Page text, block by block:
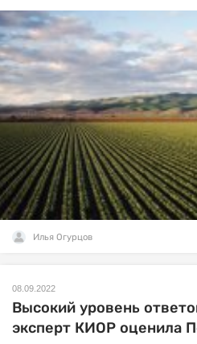
Илья Огурцов
08.09.2022
Высокий уровень
эксперт КИОР оценила